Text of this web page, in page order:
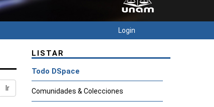
Login
Ir
LISTAR
Todo DSpace
Comunidades & Colecciones